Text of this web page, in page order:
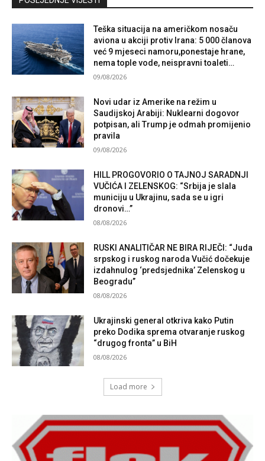
Teška situacija na američkom nosaču
aviona u akciji protiv Irana: 5 000 članova
već 9 mjeseci namoru,ponestaje hrane,
nema tople vode, neispravni toaleti…
09/08/2026
Novi udar iz Amerike na režim u
Saudijskoj Arabiji: Nuklearni dogovor
potpisan, ali Trump je odmah promijenio
pravila
09/08/2026
HILL PROGOVORIO O TAJNOJ SARADNJI
VUČIĆA I ZELENSKOG: “Srbija je slala
municiju u Ukrajinu, sada se u igri
dronovi…”
08/08/2026
RUSKI ANALITIČAR NE BIRA RIJEČI: “Juda
srpskog i ruskog naroda Vučić dočekuje
izdahnulog ‘predsjednika’ Zelenskog u
Beogradu”
08/08/2026
Ukrajinski general otkriva kako Putin
preko Dodika sprema otvaranje ruskog
“drugog fronta” u BiH
08/08/2026
Load more